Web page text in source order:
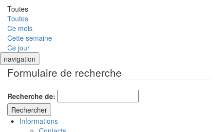
Toutes
Toutes
Ce mois
Cette semaine
Ce jour
navigation
Formulaire de recherche
Recherche de:
Informations